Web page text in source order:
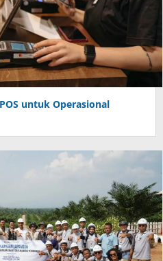
untuk Operasional